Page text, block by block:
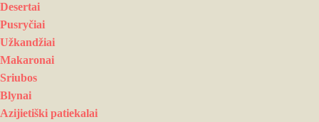
Desertai
Pusryčiai
Užkandžiai
Makaronai
Sriubos
Blynai
Azijietiški patiekalai